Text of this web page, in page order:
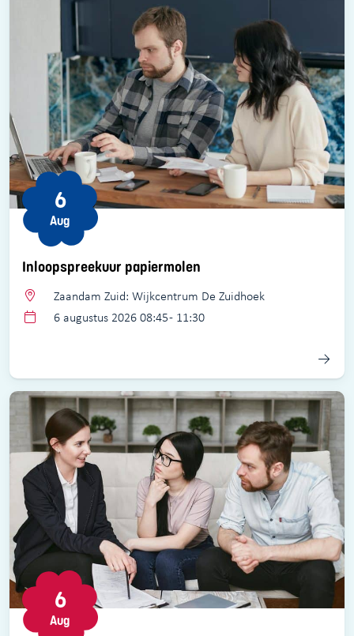
Inloopspreekuur papiermolen
6
Aug
Zaandam Zuid: Wijkcentrum De Zuidhoek
6 augustus 2026 08:45 - 11:30
6
Aug